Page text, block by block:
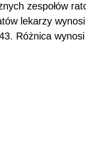
zespołów
lekarzy
Różnica